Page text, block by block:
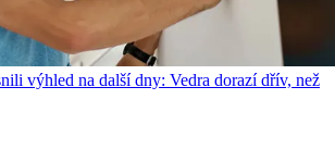
výhled na další dny: Vedra dorazí dřív, než